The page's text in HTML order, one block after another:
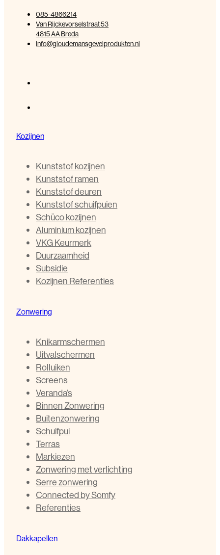
085-4866214
Van Rijckevorselstraat 53
4815 AA Breda
info@gloudemansgevelprodukten.nl
Kozijnen
Kunststof kozijnen
Kunststof ramen
Kunststof deuren
Kunststof schuifpuien
Schüco kozijnen
Aluminium kozijnen
VKG Keurmerk
Duurzaamheid
Subsidie
Kozijnen Referenties
Zonwering
Knikarmschermen
Uitvalschermen
Rolluiken
Screens
Veranda’s
Binnen Zonwering
Buitenzonwering
Schuifpui
Terras
Markiezen
Zonwering met verlichting
Serre zonwering
Connected by Somfy
Referenties
Dakkapellen